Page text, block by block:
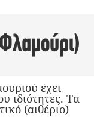
έχει
ιδιότητες. Tα
(αιθέριο)